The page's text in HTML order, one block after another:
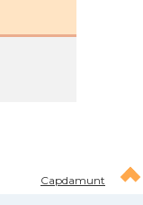
Capdamunt